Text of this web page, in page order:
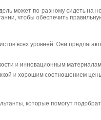
может по-разному сидеть на
чтобы обеспечить
всех уровней. Они
и инновационным
и хорошим соотношением
которые помогут